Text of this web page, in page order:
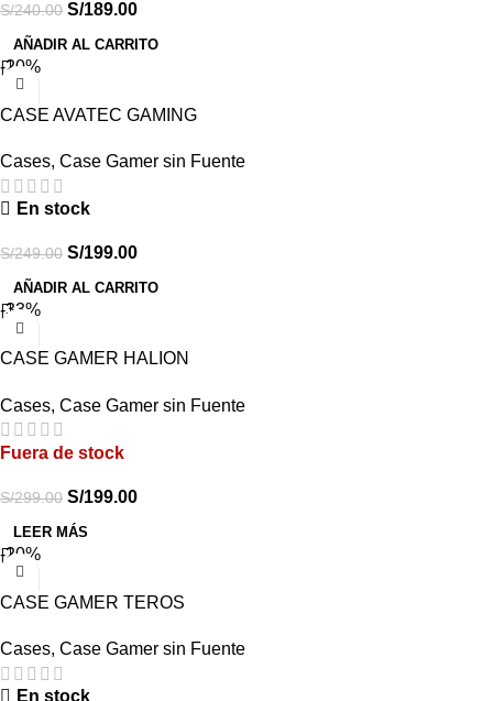
S/240.00 S/189.00
AÑADIR AL CARRITO
-20%
CASE AVATEC GAMING
Cases, Case Gamer sin Fuente
En stock
S/249.00 S/199.00
AÑADIR AL CARRITO
-33%
CASE GAMER HALION
Cases, Case Gamer sin Fuente
Fuera de stock
S/299.00 S/199.00
LEER MÁS
-20%
CASE GAMER TEROS
3.0 / USB 2.0, AUDIO,
VENTILADOR ARGB,
Cases, Case Gamer sin Fuente
En stock